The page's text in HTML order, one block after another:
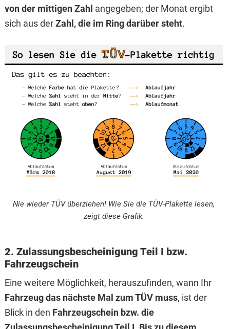
von der mittigen Zahl angegeben; der Monat ergibt
sich aus derZahl, die im Ring darüber steht.
Nie wieder TÜV überziehen! Wie Sie die TÜV-Plakette lesen,
zeigt diese Grafik.
2. Zulassungsbescheinigung Teil I bzw.
Fahrzeugschein
Eine weitere Möglichkeit, herauszufinden, wann Ihr
Fahrzeug das nächste Mal zum TÜV muss, ist der
Blick in den Fahrzeugschein bzw. die